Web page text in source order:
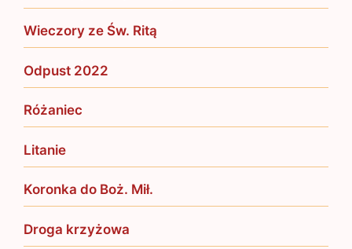
Wieczory ze Św. Ritą
Odpust 2022
Różaniec
Litanie
Koronka do Boż. Mił.
Droga krzyżowa